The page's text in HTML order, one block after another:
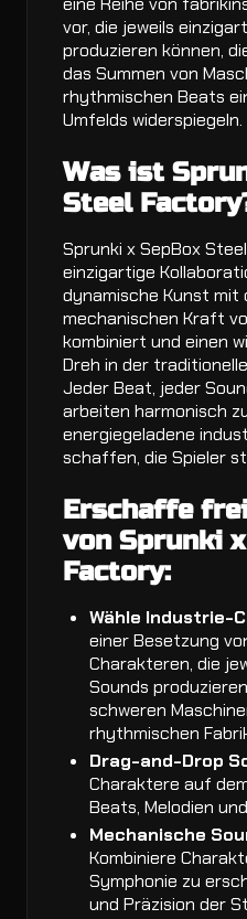
vor, die jeweils
produzieren können,
das Summen von
rhythmischen Beats
Umfelds widerspiegeln.
Was ist
Steel
Sprunki x SepBox
einzigartige
dynamische Kunst mit
mechanischen Kraft
kombiniert und einen
Dreh in der
Jeder Beat, jeder
arbeiten harmonisch
energiegeladene
schaffen, die Spieler
Erschaffe
von Sprunki
Factory:
Wähle Industrie-
einer Besetzung
Charakteren, die
Sounds
schweren
rhythmischen
Drag-and-Drop
Charaktere auf
Beats, Melodien
Mechanische
Kombiniere
Symphonie zu
und Präzision der